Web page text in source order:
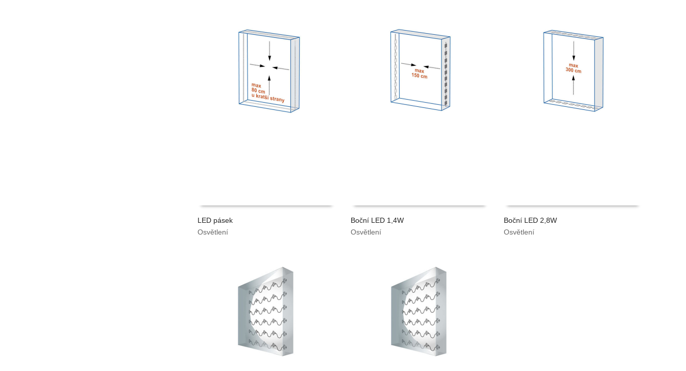
VYPOČÍTAT CENU
LED pásek
Osvětlení
VYPOČÍTAT CENU
Boční LED 1,4W
Osvětlení
VYPOČÍTAT CENU
Boční LED 2,8W
Osvětlení